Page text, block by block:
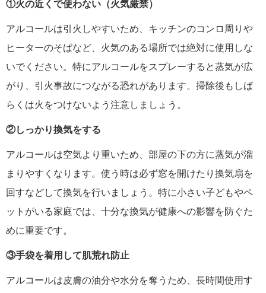
①火の近くで使わない（火気厳禁）
アルコールは引火しやすいため、キッチンのコンロ周りや
ヒーターのそばなど、火気のある場所では絶対に使用しな
いでください。特にアルコールをスプレーすると蒸気が広
がり、引火事故につながる恐れがあります。掃除後もしば
らくは火をつけないよう注意しましょう。
②しっかり換気をする
アルコールは空気より重いため、部屋の下の方に蒸気が溜
まりやすくなります。使う時は必ず窓を開けたり換気扇を
回すなどして換気を行いましょう。特に小さい子どもやペ
ットがいる家庭では、十分な換気が健康への影響を防ぐた
めに重要です。
③手袋を着用して肌荒れ防止
アルコールは皮膚の油分や水分を奪うため、長時間使用す